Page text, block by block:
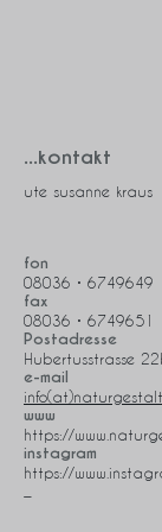
...kontakt
ute susanne kraus
fon
08036 • 6749649
fax
08036 • 6749651
Postadresse
Hubertusstrasse
e-mail
www
https://
instagram
https://